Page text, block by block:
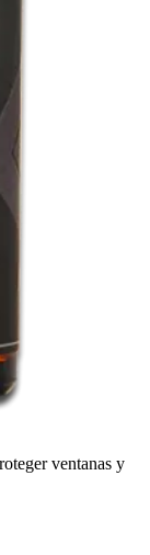
ventanas y